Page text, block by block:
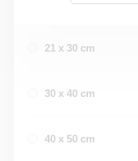
21 x 30 cm
30 x 40 cm
40 x 50 cm